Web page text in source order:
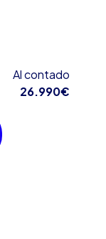
Al contado
26.990€